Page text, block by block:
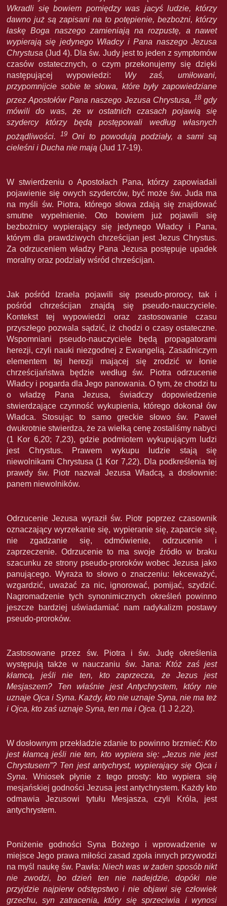
Wkradli się bowiem pomiędzy was jacyś ludzie, którzy
dawno już są zapisani na to potępienie, bezbożni, którzy
łaskę Boga naszego zamieniają na rozpustę, a nawet
wypierają się jedynego Władcy i Pana naszego Jezusa
Chrystusa (Jud 4). Dla św. Judy jest to jeden z symptomów
czasów ostatecznych, o czym przekonujemy się dzięki
następującej wypowiedzi: Wy zaś, umiłowani,
przypomnijcie sobie te słowa, które były zapowiedziane
przez Apostołów Pana naszego Jezusa Chrystusa, 18gdy
mówili do was, że w ostatnich czasach pojawią się
szydercy którzy będą postępowali według własnych
pożądliwości.19 Oni to powodują podziały, a sami są
cieleśni i Ducha nie mają (Jud 17-19).
W stwierdzeniu o Apostołach Pana, którzy zapowiadali
pojawienie się owych szyderców, być może św. Juda ma
na myśli św. Piotra, którego słowa zdają się znajdować
smutne wypełnienie. Oto bowiem już pojawili się
bezbożnicy wypierający się jedynego Władcy i Pana,
którym dla prawdziwych chrześcijan jest Jezus Chrystus.
Za odrzuceniem władzy Pana Jezusa postępuje upadek
moralny oraz podziały wśród chrześcijan.
Jak pośród Izraela pojawili się pseudo-prorocy, tak i
pośród chrześcijan znajdą się pseudo-nauczyciele.
Kontekst tej wypowiedzi oraz zastosowanie czasu
przyszłego pozwala sądzić, iż chodzi o czasy ostateczne.
Wspomniani pseudo-nauczyciele będą propagatorami
herezji, czyli nauki niezgodnej z Ewangelią. Zasadniczym
elementem tej herezji mającej się zrodzić w łonie
chrześcijaństwa będzie według św. Piotra odrzucenie
Władcy i pogarda dla Jego panowania. O tym, że chodzi tu
o władzę Pana Jezusa, świadczy dopowiedzenie
stwierdzające czynność wykupienia, którego dokonał ów
Władca. Stosując to samo greckie słowo św. Paweł
dwukrotnie stwierdza, że za wielką cenę zostaliśmy nabyci
(1 Kor 6,20; 7,23), gdzie podmiotem wykupującym ludzi
jest Chrystus. Prawem wykupu ludzie stają się
niewolnikami Chrystusa (1 Kor 7,22). Dla podkreślenia tej
prawdy św. Piotr nazwał Jezusa Władcą, a dosłownie:
panem niewolników.
Odrzucenie Jezusa wyraził św. Piotr poprzez czasownik
oznaczający wyrzekanie się, wypieranie się, zaparcie się,
nie zgadzanie się, odmówienie, odrzucenie i
zaprzeczenie. Odrzucenie to ma swoje źródło w braku
szacunku ze strony pseudo-proroków wobec Jezusa jako
panującego. Wyraża to słowo o znaczeniu: lekceważyć,
wzgardzić, uważać za nic, ignorować, pomijać, szydzić.
Nagromadzenie tych synonimicznych określeń powinno
jeszcze bardziej uświadamiać nam radykalizm postawy
pseudo-proroków.
Zastosowane przez św. Piotra i św. Judę określenia
występują także w nauczaniu św. Jana:Któż zaś jest
kłamcą, jeśli nie ten, kto zaprzecza, że Jezus jest
Mesjaszem? Ten właśnie jest Antychrystem, który nie
uznaje Ojca i Syna. Każdy, kto nie uznaje Syna, nie ma też
i Ojca, kto zaś uznaje Syna, ten ma i Ojca. (1 J 2,22).
W dosłownym przekładzie zdanie to powinno brzmieć: Kto
jest kłamcą jeśli nie ten, kto wypiera się: „Jezus nie jest
Chrystusem”? Ten jest antychryst, wypierający się Ojca i
Syna. Wniosek płynie z tego prosty: kto wypiera się
mesjańskiej godności Jezusa jest antychrystem. Każdy kto
odmawia Jezusowi tytułu Mesjasza, czyli Króla, jest
antychrystem.
Poniżenie godności Syna Bożego i wprowadzenie w
miejsce Jego prawa miłości zasad zgoła innych przywodzi
na myśl naukę św. Pawła: Niech was w żaden sposób nikt
nie zwodzi, bo dzień ten nie nadejdzie, dopóki nie
przyjdzie najpierw odstępstwo i nie objawi się człowiek
grzechu, syn zatracenia, który się sprzeciwia i wynosi